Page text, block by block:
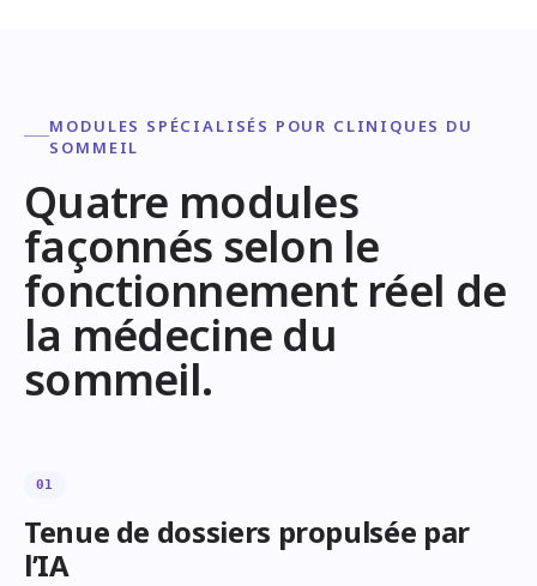
MODULES SPÉCIALISÉS POUR CLINIQUES DU
SOMMEIL
Quatre modules
façonnés selon le
fonctionnement réel de
la médecine du
sommeil.
01
Tenue de dossiers propulsée par
l’IA